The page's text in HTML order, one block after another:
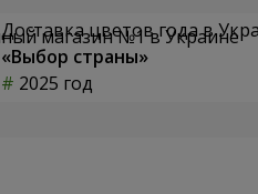
Доставка цветов года в
«Выбор страны»
2025 год